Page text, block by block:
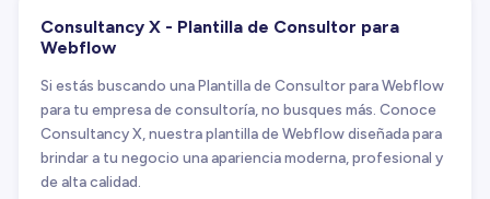
Consultancy X - Plantilla de Consultor para
Webflow
Si estás buscando una Plantilla de Consultor para Webflow
para tu empresa de consultoría, no busques más. Conoce
Consultancy X, nuestra plantilla de Webflow diseñada para
brindar a tu negocio una apariencia moderna, profesional y
de alta calidad.